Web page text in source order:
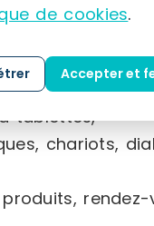
sur des
tablettes,
chariots,
de cookies.
Accepter et